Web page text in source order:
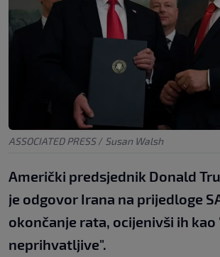
ASSOCIATED PRESS / Susan Walsh
Američki predsjednik Donald
je odgovor Irana na prijedloge
okončanje rata, ocijenivši ih
neprihvatljive".